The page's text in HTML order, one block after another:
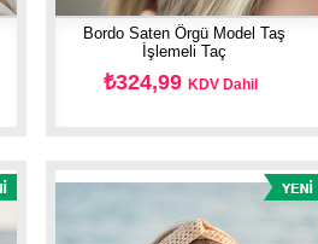
Bordo Saten Örgü Model Taş
İşlemeli Taç
₺324,99KDV Dahil